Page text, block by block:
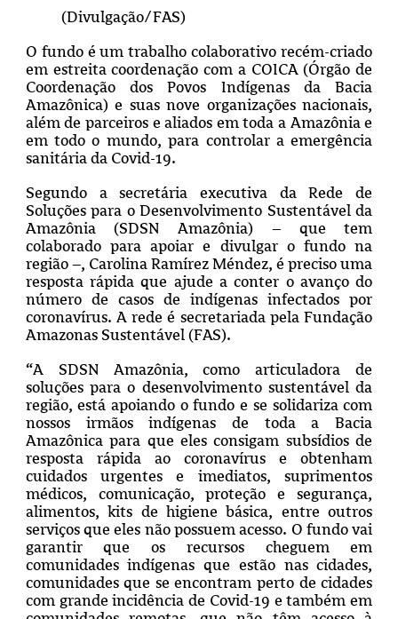
(Divulgação/FAS)
O fundo é um trabalho colaborativo recém-criado
em estreita coordenação com a COICA (Órgão de
Coordenação dos Povos Indígenas da Bacia
Amazônica) e suas nove organizações nacionais,
além de parceiros e aliados em toda a Amazônia e
em todo o mundo, para controlar a emergência
sanitária da Covid-19.
Segundo a secretária executiva da Rede de
Soluções para o Desenvolvimento Sustentável da
Amazônia (SDSN Amazônia) – que tem
colaborado para apoiar e divulgar o fundo na
região –, Carolina Ramírez Méndez, é preciso uma
resposta rápida que ajude a conter o avanço do
número de casos de indígenas infectados por
coronavírus. A rede é secretariada pela Fundação
Amazonas Sustentável (FAS).
“A SDSN Amazônia, como articuladora de
soluções para o desenvolvimento sustentável da
região, está apoiando o fundo e se solidariza com
nossos irmãos indígenas de toda a Bacia
Amazônica para que eles consigam subsídios de
resposta rápida ao coronavírus e obtenham
cuidados urgentes e imediatos, suprimentos
médicos, comunicação, proteção e segurança,
alimentos, kits de higiene básica, entre outros
serviços que eles não possuem acesso. O fundo vai
garantir que os recursos cheguem em
comunidades indígenas que estão nas cidades,
comunidades que se encontram perto de cidades
com grande incidência de Covid-19 e também em